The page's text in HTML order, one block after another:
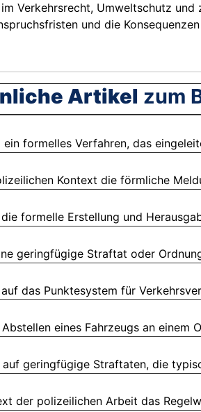
Verkehrsrecht, Umweltschutz
und die
Artikel zum
formelles Verfahren, das
Kontext die förmliche
formelle Erstellung und
geringfügige Straftat oder
das Punktesystem für
eines Fahrzeugs an einem
geringfügige Straftaten, die
der polizeilichen Arbeit das